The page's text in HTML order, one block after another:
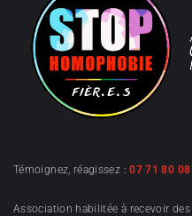
Témoignez, réagissez :07 71 80 08
Association habilitée à recevoir